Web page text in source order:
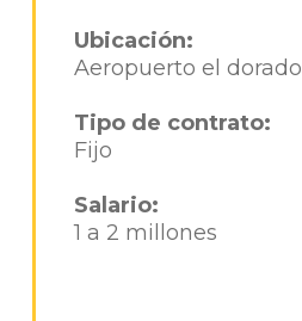
Ubicación:
Aeropuerto el dorado
Tipo de contrato:
Fijo
Salario:
1 a 2 millones